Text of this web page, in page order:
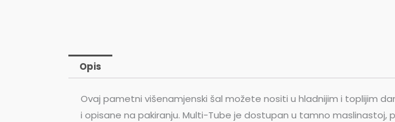
Opis
Ovaj pametni višenamjenski šal možete nositi u hladnijim i toplijim
i opisane na pakiranju. Multi-Tube je dostupan u tamno